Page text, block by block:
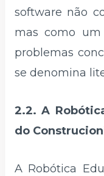
software não
mas como
problemas
se denomina
2.2. A
do
A Robótica